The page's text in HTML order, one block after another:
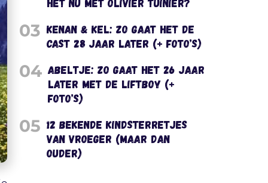
03 Kenan & Kel: zo gaat het de
cast 28 jaar later (+ foto’s)
04 Abeltje: zo gaat het 26 jaar
later met de liftboy (+
foto’s)
05 12 bekende kindsterretjes
van vroeger (maar dan
ouder)